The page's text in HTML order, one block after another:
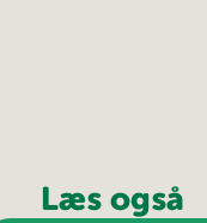
Læs også